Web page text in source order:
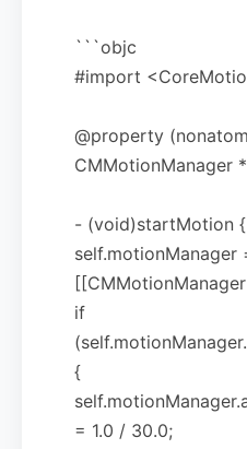
```objc
#import
@property
CMMotionManager
- (void)startMotion {
self.motionManager
if
{
= 1.0 / 30.0;